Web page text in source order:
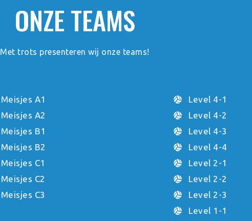
ONZE TEAMS
Met trots presenteren wij onze teams!
Meisjes A1
Meisjes A2
Meisjes B1
Meisjes B2
Meisjes C1
Meisjes C2
Meisjes C3
Level 4-1
Level 4-2
Level 4-3
Level 4-4
Level 2-1
Level 2-2
Level 2-3
Level 1-1